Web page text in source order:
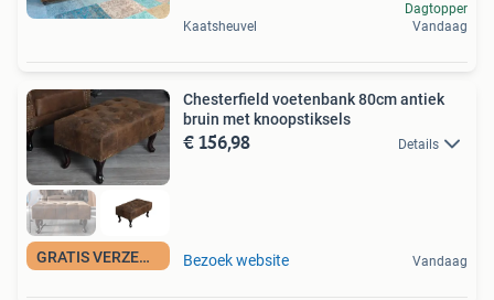
Kaatsheuvel
Dagtopper
Vandaag
GRATIS VERZENDING
Chesterfield voetenbank 80cm antiek
bruin met knoopstiksels
€ 156,98 Details
Bezoek website Vandaag